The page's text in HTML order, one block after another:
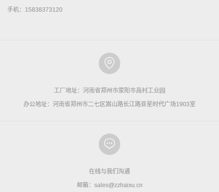
手机：15838373120
工厂地址：河南省郑州市荥阳市高村工业园
办公地址：河南省郑州市二七区嵩山路长江路亚星时代广场1903室
在线与我们沟通
邮箱：sales@zzhaixu.cn